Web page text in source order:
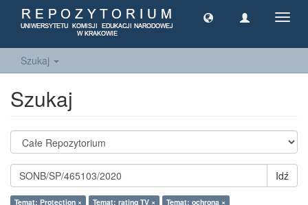
Szukaj
Szukaj
Idź
Temat: Protection × Temat: rating TV ×
Temat: ochrona ×